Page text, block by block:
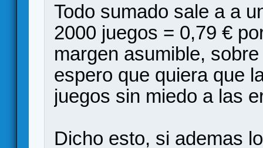
Todo sumado sale a a
2000 juegos = 0,79 €
margen asumible,
espero que quiera que
juegos sin miedo a las
Dicho esto, si ademas